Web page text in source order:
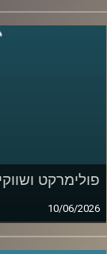
פולימרקט
10/06/2026